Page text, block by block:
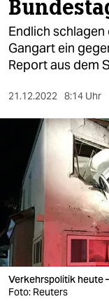
politik
öko
gesellschaft
sport
berlin
nord
wahrheit
verlag
verlag
Endlich
Gangart ein
Report aus dem
21.12.2022 8:14 Uhr
Verkehrspolitik heute
Foto: Reuters